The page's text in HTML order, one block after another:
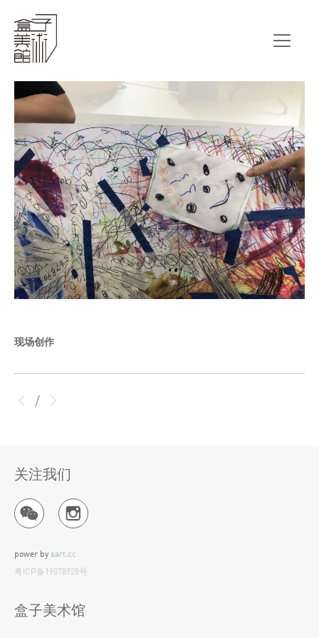
现场创作
/
关注我们
power by sart.cc
粤ICP备19078928号
盒子美术馆